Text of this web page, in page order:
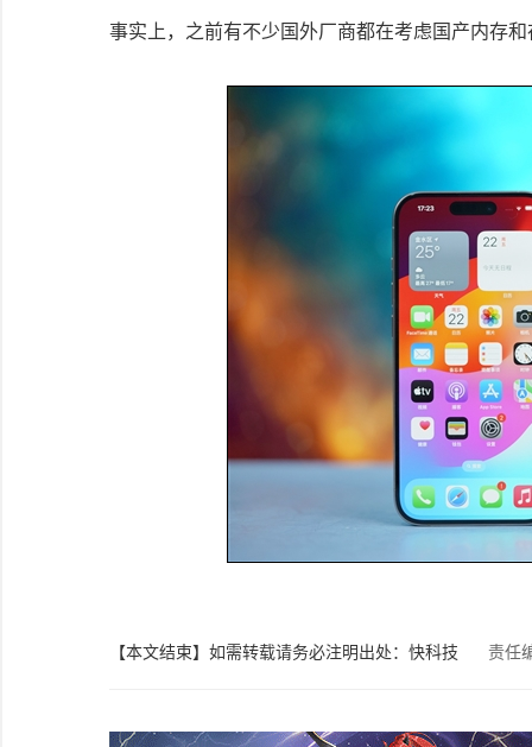
事实上，之前有不少国外厂商都在考虑国产内存和
【本文结束】如需转载请务必注明出处：快科技 责任